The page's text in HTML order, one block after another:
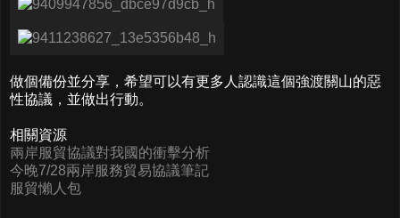
做個備份並分享，希望可以有更多人認識這個強渡關山的惡
性協議，並做出行動。
相關資源
兩岸服貿協議對我國的衝擊分析
今晚7/28兩岸服務貿易協議筆記
服貿懶人包